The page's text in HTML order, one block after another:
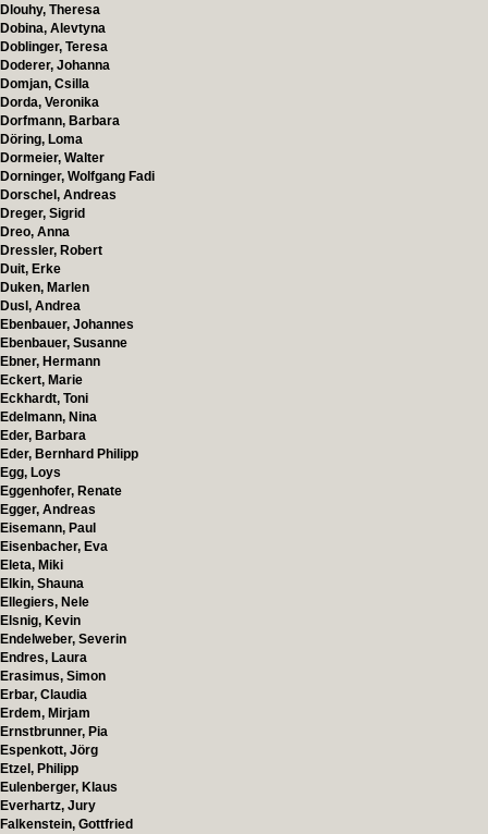
Dlouhy, Theresa
Dobina, Alevtyna
Doblinger, Teresa
Doderer, Johanna
Domjan, Csilla
Dorda, Veronika
Dorfmann, Barbara
Döring, Loma
Dormeier, Walter
Dorninger, Wolfgang Fadi
Dorschel, Andreas
Dreger, Sigrid
Dreo, Anna
Dressler, Robert
Duit, Erke
Duken, Marlen
Dusl, Andrea
Ebenbauer, Johannes
Ebenbauer, Susanne
Ebner, Hermann
Eckert, Marie
Eckhardt, Toni
Edelmann, Nina
Eder, Barbara
Eder, Bernhard Philipp
Egg, Loys
Eggenhofer, Renate
Egger, Andreas
Eisemann, Paul
Eisenbacher, Eva
Eleta, Miki
Elkin, Shauna
Ellegiers, Nele
Elsnig, Kevin
Endelweber, Severin
Endres, Laura
Erasimus, Simon
Erbar, Claudia
Erdem, Mirjam
Ernstbrunner, Pia
Espenkott, Jörg
Etzel, Philipp
Eulenberger, Klaus
Everhartz, Jury
Falkenstein, Gottfried